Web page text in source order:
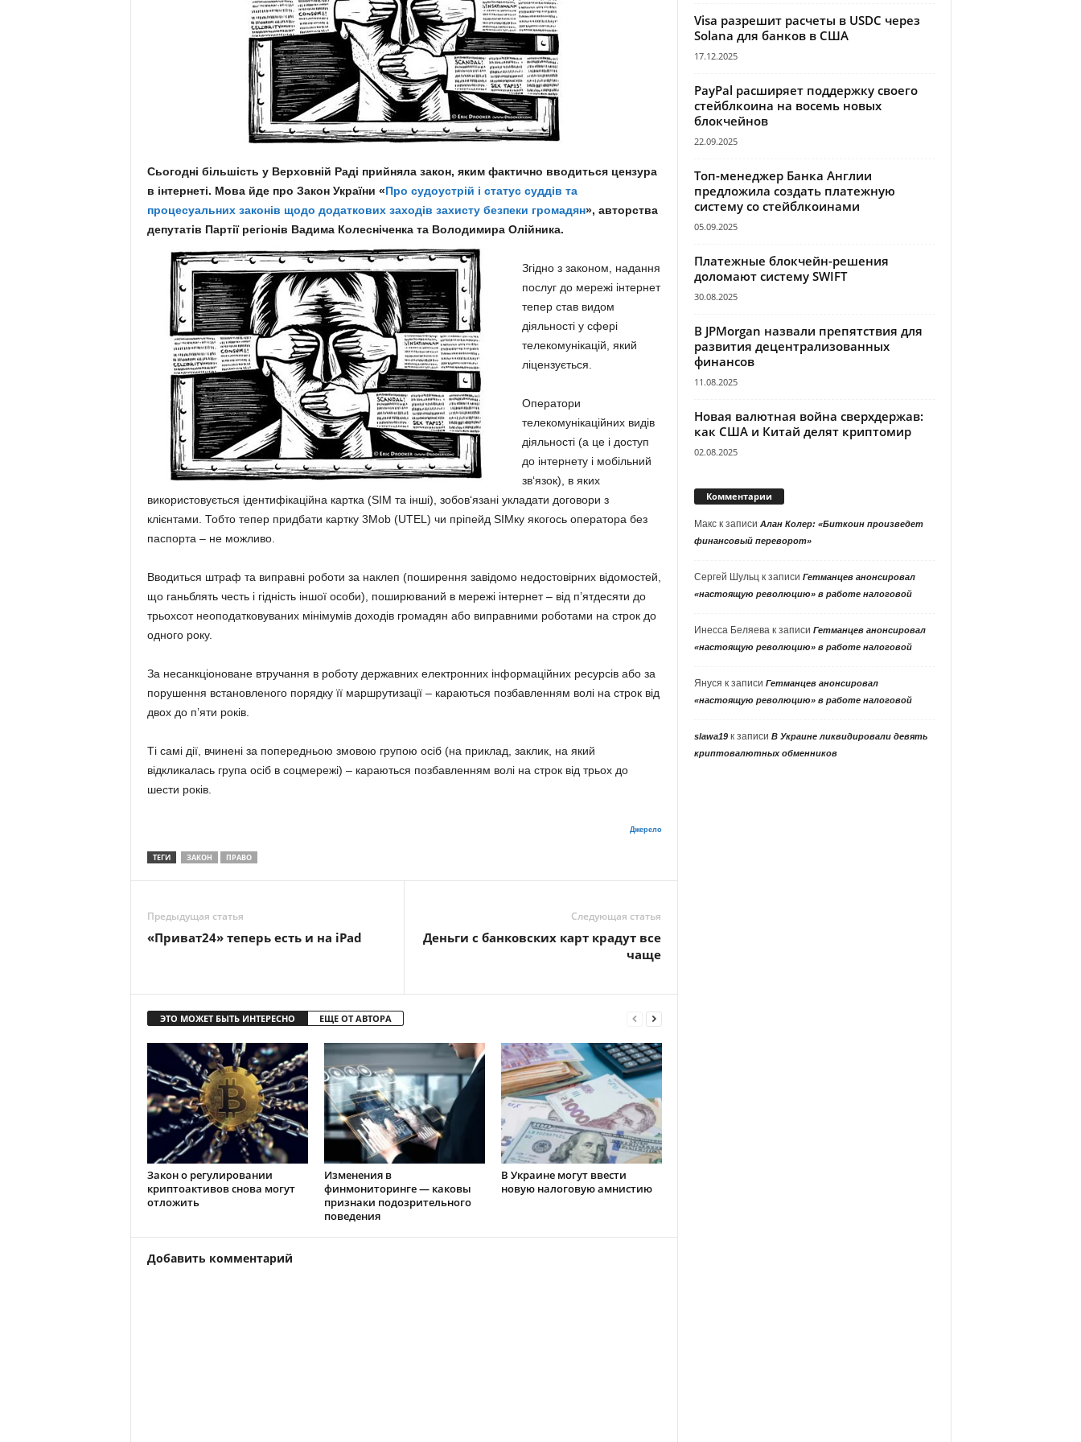
u
a
Сьогодні більшість у Верховній Раді прийняла закон, яким фактично вводиться цензура
в інтернеті. Мова йде про Закон України «Про судоустрій і статус суддів та
процесуальних законів щодо додаткових заходів захисту безпеки громадян», авторства
депутатів Партії регіонів Вадима Колесніченка та Володимира Олійника.
Згідно з законом, надання
послуг до мережі інтернет
тепер став видом
діяльності у сфері
телекомунікацій, який
ліцензується.
Оператори
телекомунікаційних видів
діяльності (а це і доступ
до інтернету і мобільний
зв‘язок), в яких
використовується ідентифікаційна картка (SIM та інші), зобов‘язані укладати договори з
клієнтами. Тобто тепер придбати картку 3Mob (UTEL) чи пріпейд SIMку якогось оператора без
паспорта – не можливо.
Вводиться штраф та виправні роботи за наклеп (поширення завідомо недостовірних відомостей,
що ганьблять честь і гідність іншої особи), поширюваний в мережі інтернет – від п’ятдесяти до
трьохсот неоподатковуваних мінімумів доходів громадян або виправними роботами на строк до
одного року.
За несанкціоноване втручання в роботу державних електронних інформаційних ресурсів або за
порушення встановленого порядку її маршрутизації – караються позбавленням волі на строк від
двох до п’яти років.
Ті самі дії, вчинені за попередньою змовою групою осіб (на приклад, заклик, на який
відкликалась група осіб в соцмережі) – караються позбавленням волі на строк від трьох до
шести років.
Джерело
ТЕГИ ЗАКОН ПРАВО
Предыдущая статья
«Приват24» теперь есть и на iPad
Следующая статья
Деньги с банковских карт крадут все
чаще
ЭТО МОЖЕТ БЫТЬ ИНТЕРЕСНО ЕЩЕ ОТ АВТОРА
Закон о регулировании
криптоактивов снова могут
отложить
Изменения в
финмониторинге — каковы
признаки подозрительного
поведения
В Украине могут ввести
новую налоговую амнистию
Добавить комментарий
Visa разрешит расчеты в USDC через
Solana для банков в США
17.12.2025
PayPal расширяет поддержку своего
стейблкоина на восемь новых
блокчейнов
22.09.2025
Топ-менеджер Банка Англии
предложила создать платежную
систему со стейблкоинами
05.09.2025
Платежные блокчейн-решения
доломают систему SWIFT
30.08.2025
В JPMorgan назвали препятствия для
развития децентрализованных
финансов
11.08.2025
Новая валютная война сверхдержав:
как США и Китай делят криптомир
02.08.2025
Комментарии
Макск записи Алан Колер: «Биткоин произведет
финансовый переворот»
Сергей Шульцк записи Гетманцев анонсировал
«настоящую революцию» в работе налоговой
Инесса Беляевак записи Гетманцев анонсировал
«настоящую революцию» в работе налоговой
Януся к записи Гетманцев анонсировал
«настоящую революцию» в работе налоговой
slawa19к записи В Украине ликвидировали девять
криптовалютных обменников